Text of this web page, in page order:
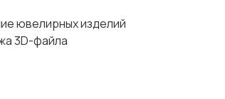
ювелирных изделий
3D-файла